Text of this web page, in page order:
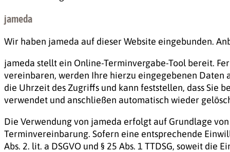
jameda
Wir haben jameda auf dieser Website eingebunden.
jameda stellt ein Online-Terminvergabe-Tool bereit.
vereinbaren, werden Ihre hierzu eingegebenen Daten
die Uhrzeit des Zugriffs und kann feststellen, dass Sie
verwendet und anschließen automatisch wieder
Die Verwendung von jameda erfolgt auf Grundlage
Terminvereinbarung. Sofern eine entsprechende
Abs. 2. lit. a DSGVO und § 25 Abs. 1 TTDSG, soweit